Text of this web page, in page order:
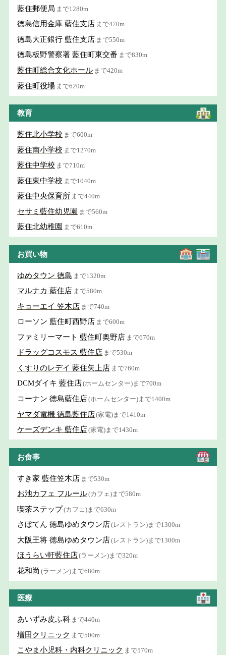
藍住郵便局 まで1280m
徳島信用金庫 藍住支店 まで470m
徳島大正銀行 藍住支店 まで550m
徳島板野警察署 藍住町東交番 まで830m
藍住町総合文化ホール まで420m
藍住町役場 まで620m
教育
藍住北小学校 まで600m
藍住南小学校 まで1270m
藍住中学校 まで710m
藍住東中学校 まで1040m
藍住中央保育所 まで440m
セサミ藍住幼児園 まで560m
藍住北幼稚園 まで610m
お買い物
ゆめタウン 徳島 まで1320m
マルナカ 藍住店 まで580m
キョーエイ 笠木店 まで740m
ローソン 藍住町西野店 まで600m
ファミリーマート 藍住町奥野店 まで670m
ドラッグコスモス 藍住店 まで530m
くすりのレデイ 藍住矢上店 まで760m
DCMダイキ 藍住店(ホームセンター)まで700m
コーナン 徳島藍住店(ホームセンター)まで1400m
ヤマダ電機 徳島藍住店(家電)まで1410m
ケーズデンキ 藍住店(家電)まで1430m
お食事
すき家 藍住笠木店 まで530m
お池カフェ フルール(カフェ)まで580m
喫茶ステップ(カフェ)まで630m
さぼてん 徳島ゆめタウン店(レストラン)まで1300m
大阪王将 徳島ゆめタウン店(レストラン)まで1300m
ほうらい軒藍住店(ラーメン)まで320m
花和尚 (ラーメン)まで680m
医療
あいずみ皮ふ科 まで440m
増田クリニック まで500m
こやま小児科・内科クリニック まで570m